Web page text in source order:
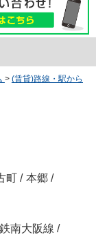
> (賃貸)路線・駅から
町 / 本郷 /
南大阪線 /